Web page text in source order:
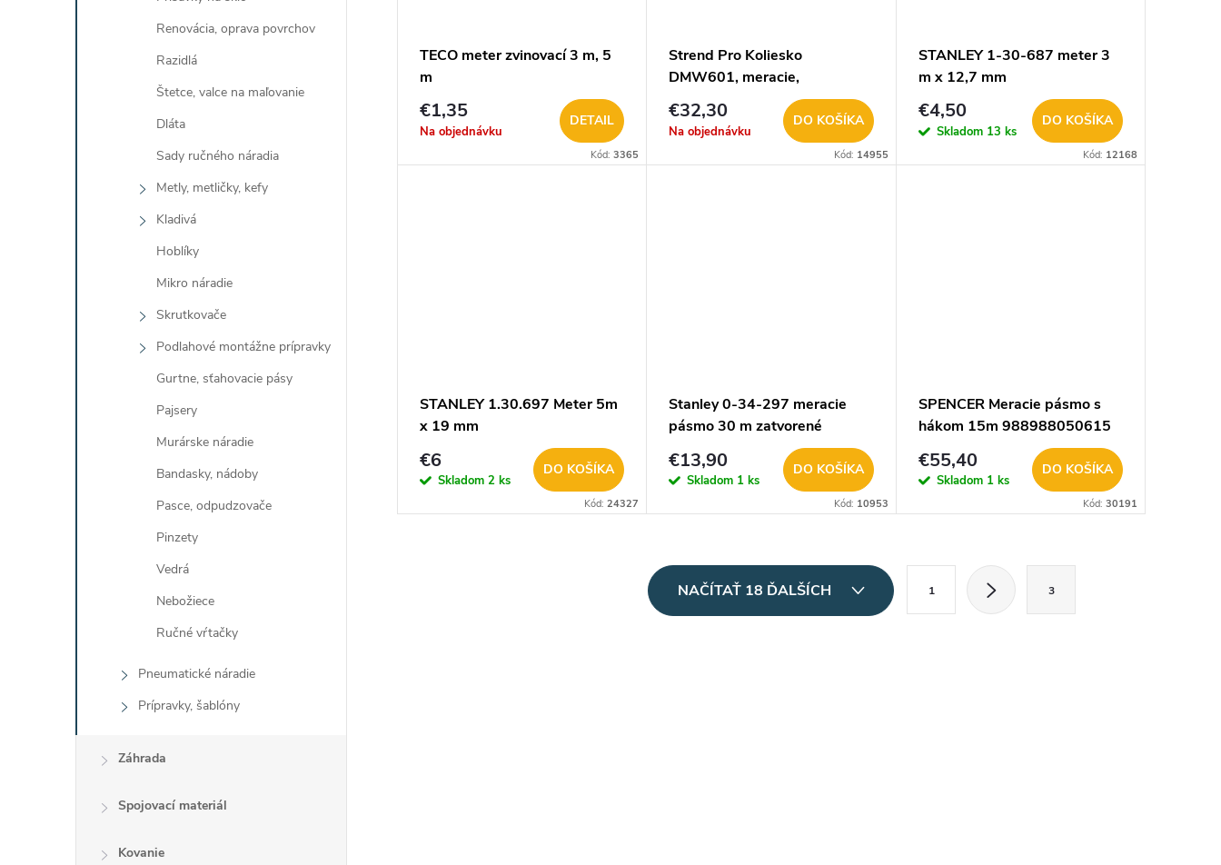
Renovácia, oprava povrchov
Razidlá
Štetce, valce na maľovanie
Dláta
Sady ručného náradia
Metly, metličky, kefy
Kladivá
Hoblíky
Mikro náradie
Skrutkovače
Podlahové montážne prípravky
Gurtne, sťahovacie pásy
Pajsery
Murárske náradie
Bandasky, nádoby
Pasce, odpudzovače
Pinzety
Vedrá
Nebožiece
Ručné vŕtačky
Pneumatické náradie
Prípravky, šablóny
Záhrada
Spojovací materiál
Kovanie
TECO meter zvinovací 3 m, 5
m
€1,35
Na objednávku
DETAIL
Kód:3365
Strend Pro Koliesko
DMW601, meracie,
krokovacie 216553
€32,30
Na objednávku
DO KOŠÍKA
Kód: 14955
STANLEY 1-30-687 meter 3
m x 12,7 mm
€4,50
Skladom 13 ks
DO KOŠÍKA
Kód: 12168
STANLEY 1.30.697 Meter 5m
x 19 mm
€6
Skladom 2 ks
DO KOŠÍKA
Kód:24327
Stanley 0-34-297 meracie
pásmo 30 m zatvorené
€13,90
Skladom 1 ks
DO KOŠÍKA
Kód: 10953
SPENCER Meracie pásmo s
hákom 15m 988988050615
€55,40
Skladom 1 ks
DO KOŠÍKA
Kód: 30191
NAČÍTAŤ 18 ĎALŠÍCH 1 3